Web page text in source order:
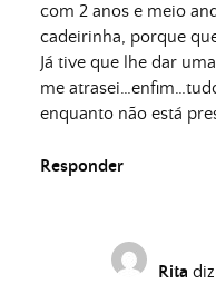
com 2 anos e meio
cadeirinha, porque
Já tive que lhe dar
me
enquanto não está
Responder
Rita